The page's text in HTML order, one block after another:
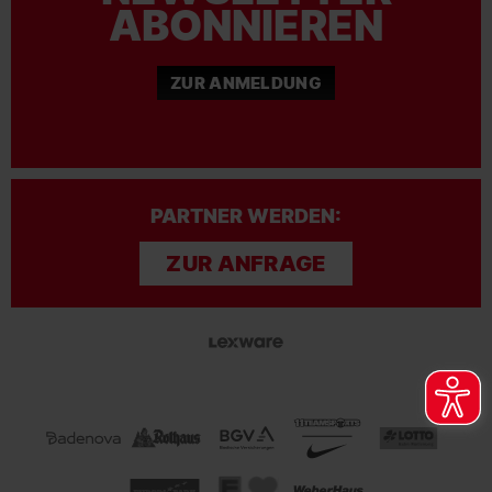
ABONNIEREN
ZUR ANMELDUNG
PARTNER WERDEN:
ZUR ANFRAGE